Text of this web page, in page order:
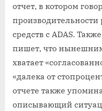
отчет, в котором
средств с ADAS.
пишет, что
хватает
«далека от
отчете также
описывающий